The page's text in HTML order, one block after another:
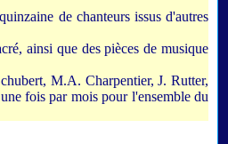
de chanteurs issus d'autres
ainsi que des pièces de musique
M.A. Charpentier, J. Rutter,
fois par mois pour l'ensemble du